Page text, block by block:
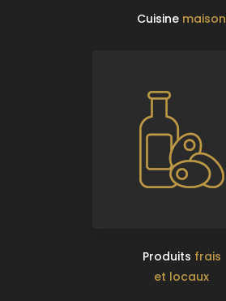
Cuisine maison
Produits frais
et locaux